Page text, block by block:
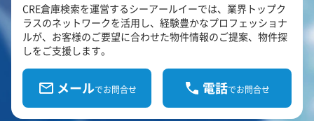
CRE倉庫検索を運営するシーアールイーでは、業界トップク
ラスのネットワークを活用し、経験豊かなプロフェッショナ
ルが、お客様のご要望に合わせた物件情報のご提案、物件探
しをご支援します。
メールでお問合せ 電話でお問合せ